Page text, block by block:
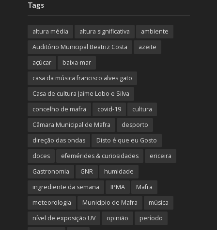
Tags
altura média altura significativa
ambiente
Auditório Municipal Beatriz Costa
azeite
açúcar
baixa-mar
casa da música francisco alves gato
Casa de cultura Jaime Lobo e Silva
concelho de mafra
covid-19
cultura
Câmara Municipal de Mafra
desporto
direção das ondas
Disto é que eu Gosto
doces
efemérides & curiosidades
ericeira
Gastronomia
GNR
humidade
ingrediente da semana
IPMA
Mafra
meteorologia
Município de Mafra
música
nível de exposição UV
opinião
período